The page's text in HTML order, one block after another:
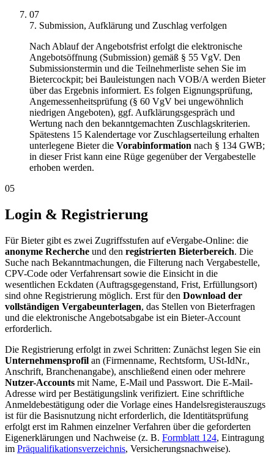
07
7. Submission, Aufklärung und Zuschlag verfolgen
Nach Ablauf der Angebotsfrist erfolgt die elektronische
Angebotsöffnung (Submission) gemäß § 55 VgV. Den
Submissionstermin und die Teilnehmerliste sehen Sie im
Bietercockpit; bei Bauleistungen nach VOB/A werden Bieter
über das Ergebnis informiert. Es folgen Eignungsprüfung,
Angemessenheitsprüfung (§ 60 VgV bei ungewöhnlich
niedrigen Angeboten), ggf. Aufklärungsgespräch und
Wertung nach den bekanntgemachten Zuschlagskriterien.
Spätestens 15 Kalendertage vor Zuschlagserteilung erhalten
unterlegene Bieter die Vorabinformation nach § 134 GWB;
in dieser Frist kann eine Rüge gegenüber der Vergabestelle
erhoben werden.
05
Login & Registrierung
Für Bieter gibt es zwei Zugriffsstufen auf eVergabe-Online: die
anonyme Recherche und den registrierten Bieterbereich. Die
Suche nach Bekanntmachungen, die Filterung nach Vergabestelle,
CPV-Code oder Verfahrensart sowie die Einsicht in die
wesentlichen Eckdaten (Auftragsgegenstand, Frist, Erfüllungsort)
sind ohne Registrierung möglich. Erst für den Download der
vollständigen Vergabeunterlagen, das Stellen von Bieterfragen
und die elektronische Angebotsabgabe ist ein Bieter-Account
erforderlich.
Die Registrierung erfolgt in zwei Schritten: Zunächst legen Sie ein
Unternehmensprofil an (Firmenname, Rechtsform, USt-IdNr.,
Anschrift, Branchenangabe), anschließend einen oder mehrere
Nutzer-Accounts mit Name, E-Mail und Passwort. Die E-Mail-
Adresse wird per Bestätigungslink verifiziert. Eine schriftliche
Anmeldebestätigung oder die Vorlage eines Handelsregisterauszugs
ist für die Basisnutzung nicht erforderlich, die Identitätsprüfung
erfolgt erst im Rahmen einzelner Verfahren über die geforderten
Eigenerklärungen und Nachweise (z. B. Formblatt 124, Eintragung
im Präqualifikationsverzeichnis, Versicherungsnachweise).